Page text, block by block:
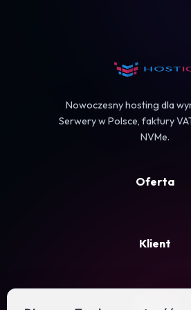
Nowoczesny hosting dla
Serwery w Polsce, faktury
NVMe.
Oferta
Klient
Firma